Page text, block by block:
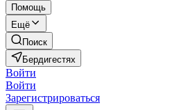
Помощь
Ещё
Поиск
Бердигестях
Войти
Войти
Зарегистрироваться